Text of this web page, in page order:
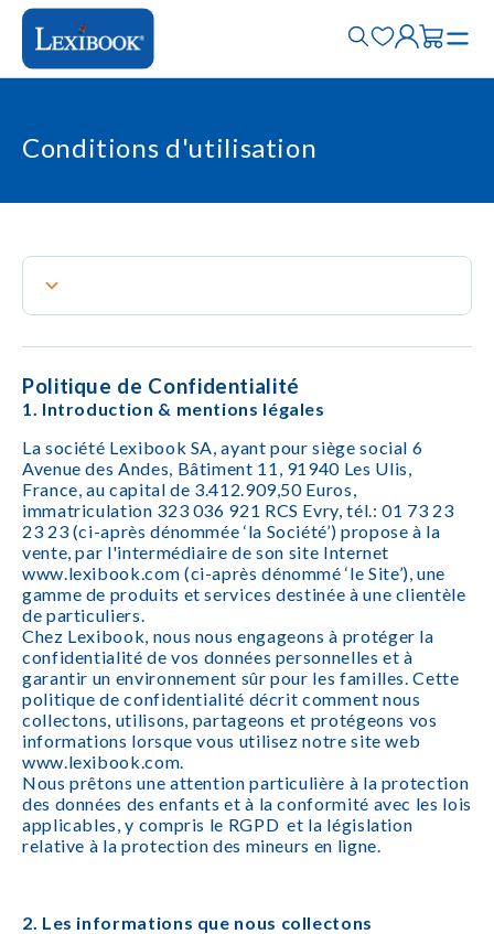
Conditions d'utilisation
Politique de Confidentialité
1. Introduction & mentions légales
La société Lexibook SA, ayant pour siège social 6
Avenue des Andes, Bâtiment 11, 91940 Les Ulis,
France, au capital de 3.412.909,50 Euros,
immatriculation 323 036 921 RCS Evry, tél.: 01 73 23
23 23 (ci-après dénommée ‘la Société’) propose à la
vente, par l'intermédiaire de son site Internet
www.lexibook.com (ci-après dénommé ‘le Site’), une
gamme de produits et services destinée à une clientèle
de particuliers.
Chez Lexibook, nous nous engageons à protéger la
confidentialité de vos données personnelles et à
garantir un environnement sûr pour les familles. Cette
politique de confidentialité décrit comment nous
collectons, utilisons, partageons et protégeons vos
informations lorsque vous utilisez notre site web
www.lexibook.com.
Nous prêtons une attention particulière à la protection
des données des enfants et à la conformité avec les lois
applicables, y compris le RGPD et la législation
relative à la protection des mineurs en ligne.
2. Les informations que nous collectons